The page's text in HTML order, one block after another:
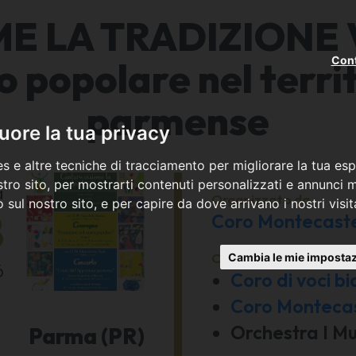
la tua privacy
e altre tecniche di tracciamento per migliorare la tua
sito, per mostrarti contenuti personalizzati e annunci
sul nostro sito, e per capire da dove arrivano i nostri
Cambia le mie
LA
popolare nel
parmense
Parma (PR)
Organizzato da
Coro
Con la partecipazione
Coro di voci
Coro
Orchestra I